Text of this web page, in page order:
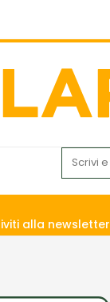
alla newsletter